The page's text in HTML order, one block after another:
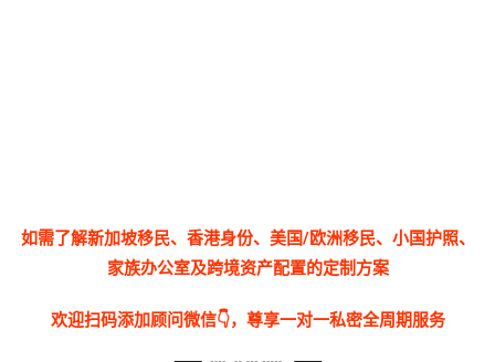
如需了解新加坡移民、香港身份、美国/欧洲移民、小国护照、
家族办公室及跨境资产配置的定制方案
欢迎扫码添加顾问微信👇，尊享一对一私密全周期服务